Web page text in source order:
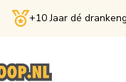
+10 Jaar dé